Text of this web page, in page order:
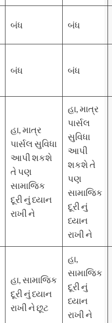
બંધ બંધ
બંધ બંધ
હા, માત્ર
પાર્સલ સુવિધા
આપી શકશે
તે પણ
સામાજિક
દૂરી નું ધ્યાન
રાખી ને
હા, માત્ર
પાર્સલ
સુવિધા
આપી
શકશે તે
પણ
સામાજિક
દૂરી નું
ધ્યાન
રાખી ને
હા, સામાજિક
દૂરી નું ધ્યાન
રાખી ને છૂટ
હા,
સામાજિક
દૂરી નું
ધ્યાન
રાખી ને